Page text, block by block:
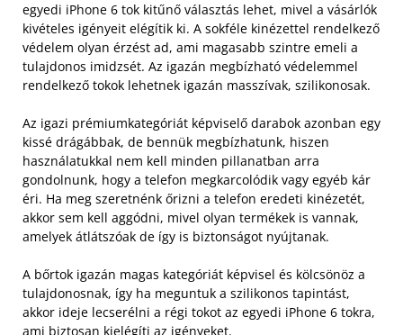
egyedi iPhone 6 tok kitűnő választás lehet, mivel a vásárlók
kivételes igényeit elégítik ki. A sokféle kinézettel rendelkező
védelem olyan érzést ad, ami magasabb szintre emeli a
tulajdonos imidzsét. Az igazán megbízható védelemmel
rendelkező tokok lehetnek igazán masszívak, szilikonosak.
Az igazi prémiumkategóriát képviselő darabok azonban egy
kissé drágábbak, de bennük megbízhatunk, hiszen
használatukkal nem kell minden pillanatban arra
gondolnunk, hogy a telefon megkarcolódik vagy egyéb kár
éri. Ha meg szeretnénk őrizni a telefon eredeti kinézetét,
akkor sem kell aggódni, mivel olyan termékek is vannak,
amelyek átlátszóak de így is biztonságot nyújtanak.
A bőrtok igazán magas kategóriát képvisel és kölcsönöz a
tulajdonosnak, így ha meguntuk a szilikonos tapintást,
akkor ideje lecserélni a régi tokot az egyedi iPhone 6 tokra,
ami biztosan kielégíti az igényeket.